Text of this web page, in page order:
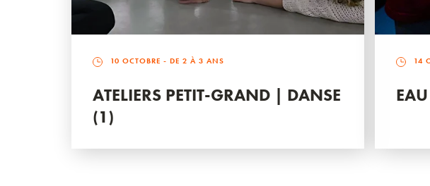
10 OCTOBRE - DE 2 À 3 ANS
ATELIERS PETIT-GRAND | DANSE
(1)
14